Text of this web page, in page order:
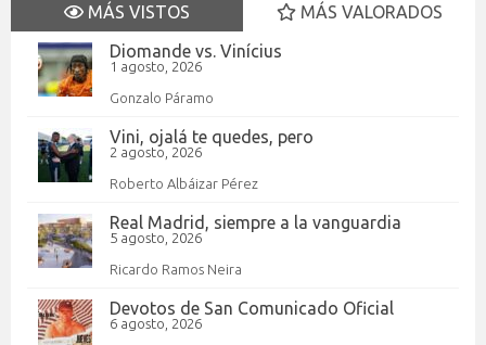
MÁS VISTOS
MÁS VALORADOS
Diomande vs. Vinícius
1 agosto, 2026
Gonzalo Páramo
Vini, ojalá te quedes, pero
2 agosto, 2026
Roberto Albáizar Pérez
Real Madrid, siempre a la vanguardia
5 agosto, 2026
Ricardo Ramos Neira
Devotos de San Comunicado Oficial
6 agosto, 2026